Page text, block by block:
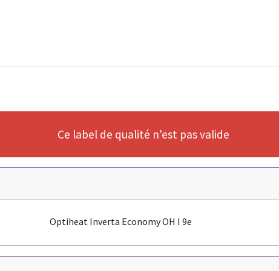
Ce label de qualité n'est pas valide
Optiheat Inverta Economy OH I 9e